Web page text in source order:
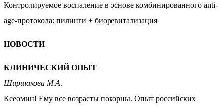
Контролируемое воспаление в основе комбинированного anti-
age-протокола: пилинги + биоревитализация
НОВОСТИ
КЛИНИЧЕСКИЙ ОПЫТ
Ширшакова М.А.
Ксеомин! Ему все возрасты покорны. Опыт российских